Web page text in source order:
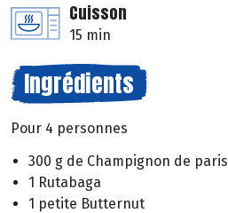
Cuisson
15 min
Ingrédients
Pour 4 personnes
300 g de Champignon de paris
1 Rutabaga
1 petite Butternut